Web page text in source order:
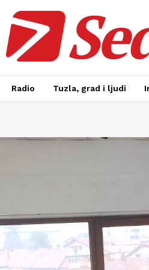
Radio Tuzla, grad i ljudi